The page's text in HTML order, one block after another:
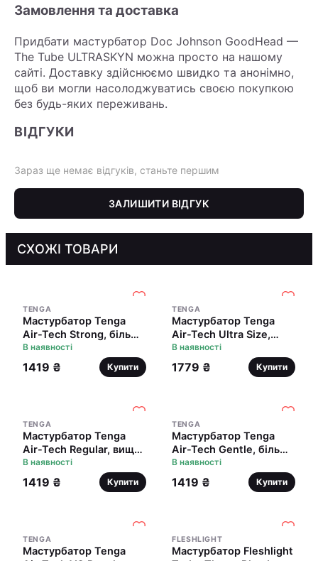
Замовлення та доставка
Придбати мастурбатор Doc Johnson GoodHead —
The Tube ULTRASKYN можна просто на нашому
сайті. Доставку здійснюємо швидко та анонімно,
щоб ви могли насолоджуватись своєю покупкою
без будь-яких переживань.
ВІДГУКИ
Зараз ще немає відгуків, станьте першим
ЗАЛИШИТИ ВІДГУК
СХОЖІ ТОВАРИ
TENGA
Мастурбатор Tenga
Air-Tech Strong, більш
висока аеростимуляція
та всмоктувальний
ефект
В наявності
1419 ₴ Купити
TENGA
Мастурбатор Tenga
Air-Tech Ultra Size,
вища аеростимуляція
та всмоктувальний
ефект
В наявності
1779 ₴ Купити
TENGA
Мастурбатор Tenga
Air-Tech Regular, вища
аеростимуляція та
всмоктувальний ефект
В наявності
1419 ₴ Купити
TENGA
Мастурбатор Tenga
Air-Tech Gentle, більш
висока аеростимуляція
та всмоктувальний
ефект
В наявності
1419 ₴ Купити
TENGA
Мастурбатор Tenga
FLESHLIGHT
Мастурбатор Fleshlight